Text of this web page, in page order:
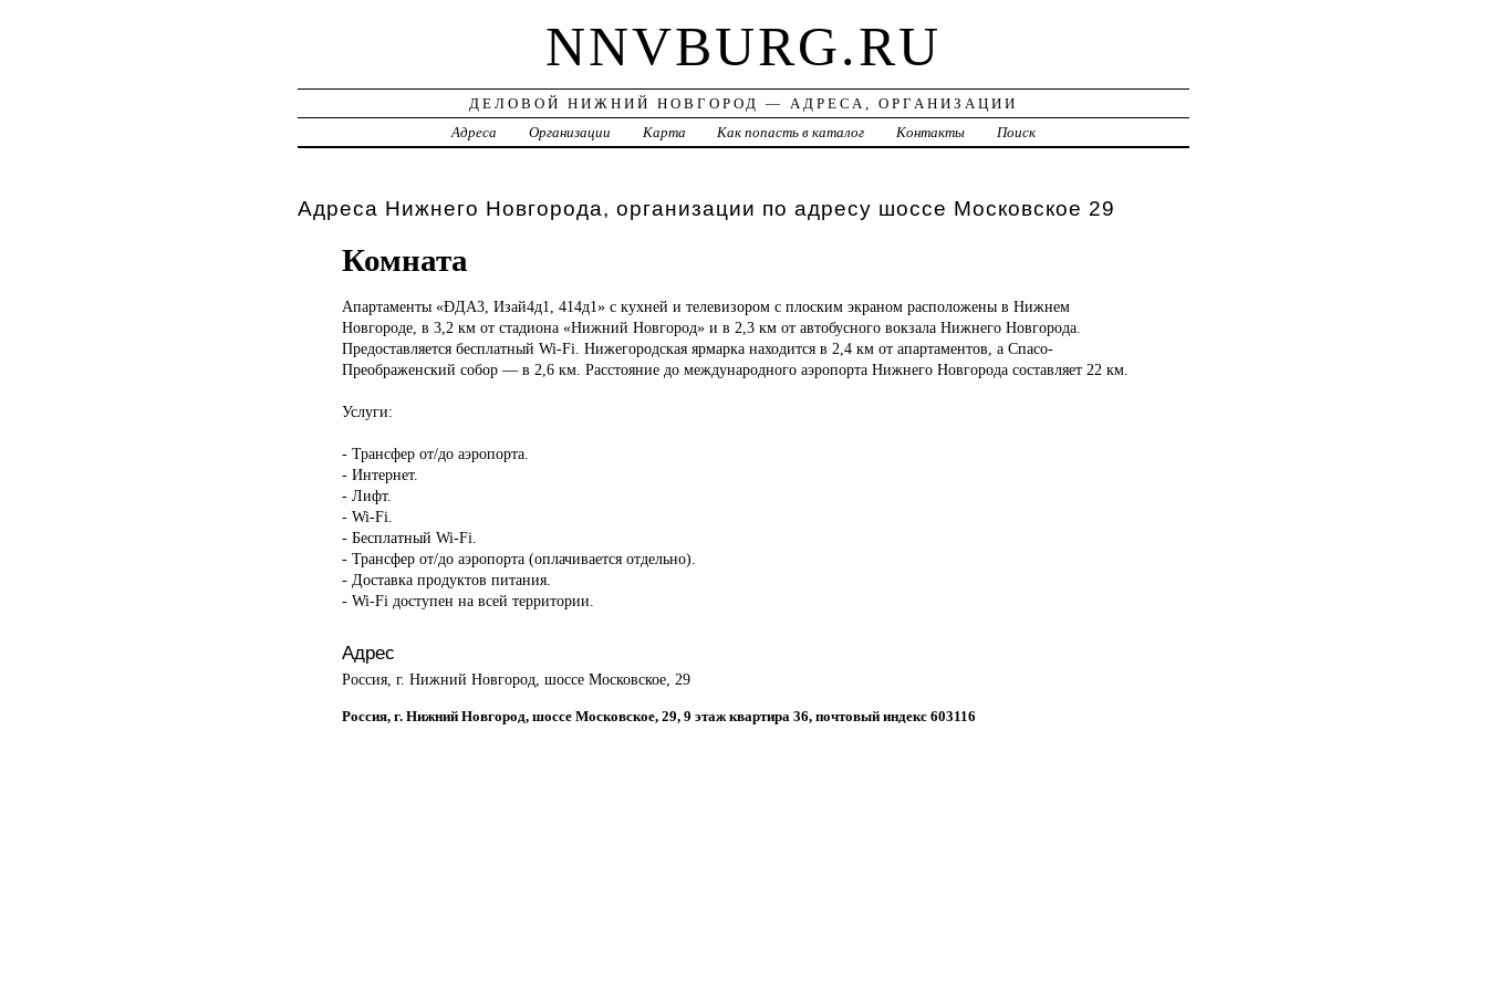
NNVBURG.RU
ДЕЛОВОЙ НИЖНИЙ НОВГОРОД — АДРЕСА, ОРГАНИЗАЦИИ
Адреса
Организации Карта Как попасть в каталог Контакты Поиск
Адреса Нижнего Новгорода, организации по адресу шоссе Московское 29
Комната
Апартаменты «ÐДА3, Изай4д1, 414д1» с кухней и телевизором с плоским экраном расположены в Нижнем
Новгороде, в 3,2 км от стадиона «Нижний Новгород» и в 2,3 км от автобусного вокзала Нижнего Новгорода.
Предоставляется бесплатный Wi-Fi. Нижегородская ярмарка находится в 2,4 км от апартаментов, а Спасо-
Преображенский собор — в 2,6 км. Расстояние до международного аэропорта Нижнего Новгорода составляет 22 км.
Услуги:
- Трансфер от/до аэропорта.
- Интернет.
- Лифт.
- Wi-Fi.
- Бесплатный Wi-Fi.
- Трансфер от/до аэропорта (оплачивается отдельно).
- Доставка продуктов питания.
- Wi-Fi доступен на всей территории.
Адрес
Россия, г. Нижний Новгород, шоссе Московское, 29
Россия, г. Нижний Новгород, шоссе Московское, 29, 9 этаж квартира 36, почтовый индекс 603116